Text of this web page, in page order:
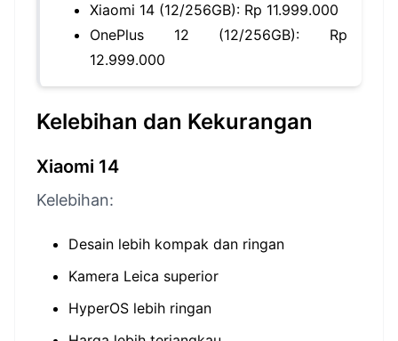
Xiaomi 14 (12/256GB): Rp 11.999.000
OnePlus 12 (12/256GB): Rp
12.999.000
Kelebihan dan Kekurangan
Xiaomi 14
Kelebihan:
Desain lebih kompak dan ringan
Kamera Leica superior
HyperOS lebih ringan